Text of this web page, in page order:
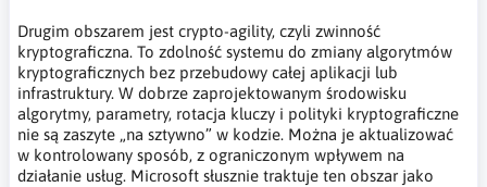
Drugim obszarem jest crypto-agility, czyli zwinność
kryptograficzna. To zdolność systemu do zmiany algorytmów
kryptograficznych bez przebudowy całej aplikacji lub
infrastruktury. W dobrze zaprojektowanym środowisku
algorytmy, parametry, rotacja kluczy i polityki kryptograficzne
nie są zaszyte „na sztywno” w kodzie. Można je aktualizować
w kontrolowany sposób, z ograniczonym wpływem na
działanie usług. Microsoft słusznie traktuje ten obszar jako